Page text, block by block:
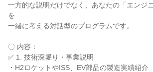
一方的な説明だけでなく、あなたの「エンジ
を
一緒に考える対話型のプログラムです。
〇 内容：
✅ 1. 技術深堀り・事業説明
・H2ロケットやISS、EV部品の製造実績紹介